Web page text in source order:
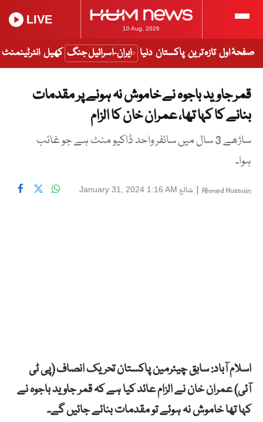
10 Aug, 2026
LIVE
صفحۂ اول تازہ ترین پاکستان دنیا ایران-اسرائیل جنگ کھیل انٹرٹینمنٹ
قمر جاوید باجوہ نے خاموش نہ ہونے پر مقدمات
بنانے کا کہا تھا، عمران خان کا الزام
ساڑھے 3 سال میں سائفر واحد ڈاکیو منٹ ہے جو غائب
ہوا۔
Ahmed Hussain
| شائع January 31, 2024 1:16 AM
اسلام آباد: سابق چیئرمین پاکستان تحریک انصاف (پی ٹی
آئی) عمران خان نے الزام عائد کیا ہے کہ قمر جاوید باجوہ نے
کہا تھا خاموش نہ ہوئے تو مقدمات بنائے جائیں گے۔